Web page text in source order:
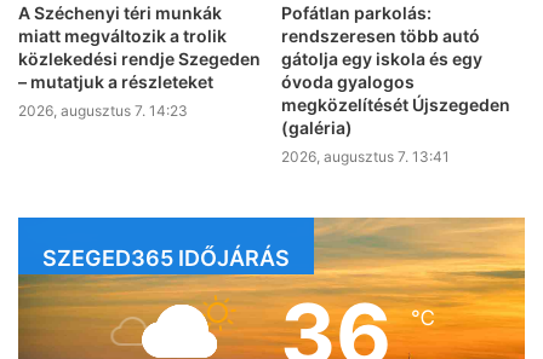
A Széchenyi téri munkák
miatt megváltozik a trolik
közlekedési rendje Szegeden
– mutatjuk a részleteket
2026, augusztus 7. 14:23
Pofátlan parkolás:
rendszeresen több autó
gátolja egy iskola és egy
óvoda gyalogos
megközelítését Újszegeden
(galéria)
2026, augusztus 7. 13:41
SZEGED365 IDŐJÁRÁS
36℃